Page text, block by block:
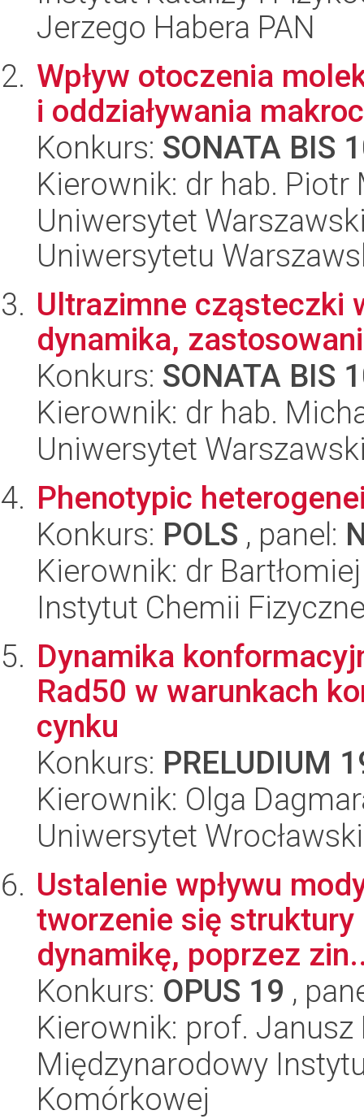
Jerzego Habera PAN
Wpływ otoczenia
i oddziaływania
Konkurs: SONATA BIS
Kierownik: dr hab. Piotr
Uniwersytet
Uniwersytetu
Ultrazimne cząsteczki
dynamika,
Konkurs: SONATA BIS
Kierownik: dr hab.
Uniwersytet
Phenotypic
Konkurs: POLS , panel:
Kierownik: dr
Instytut Chemii
Dynamika
Rad50 w warunkach
cynku
Konkurs: PRELUDIUM
Kierownik: Olga
Uniwersytet
Ustalenie wpływu
tworzenie się
dynamikę, poprzez
Konkurs: OPUS 19 ,
Kierownik: prof.
Międzynarodowy
Komórkowej